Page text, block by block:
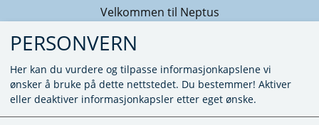
Velkommen til Neptus
PERSONVERN
Her kan du vurdere og tilpasse informasjonkapslene vi
ønsker å bruke på dette nettstedet. Du bestemmer! Aktiver
eller deaktiver informasjonkapsler etter eget ønske.